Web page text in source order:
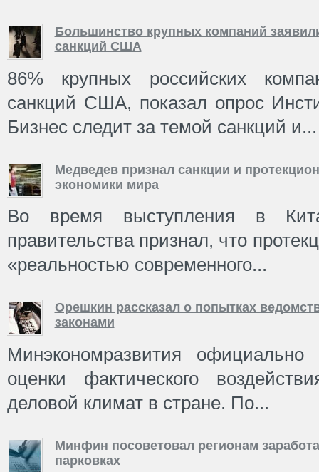
Большинство крупных компаний
санкций США
86% крупных российских
санкций США, показал опрос
Бизнес следит за темой санкций и...
Медведев признал санкции и
экономики мира
Во время выступления в
правительства признал, что
«реальностью современного...
Орешкин рассказал о попытках
законами
Минэкономразвития
оценки фактического
деловой климат в стране. По...
Минфин посоветовал регионам
парковках